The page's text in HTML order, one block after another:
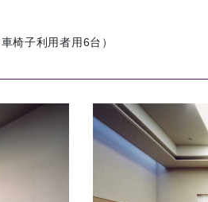
椅子利用者用6台）